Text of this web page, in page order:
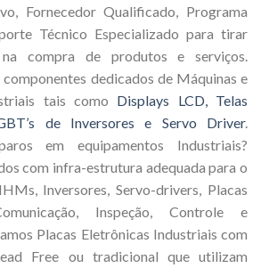
Fornecedor Qualificado, Programa
Técnico Especializado para tirar
na compra de produtos e serviços.
dedicados de Máquinas e
tais como Displays LCD, Telas
de Inversores e Servo Driver.
em equipamentos Industriais?
com infra-estrutura adequada para o
Inversores, Servo-drivers, Placas
Inspeção, Controle e
Placas Eletrônicas Industriais com
Free ou tradicional que utilizam